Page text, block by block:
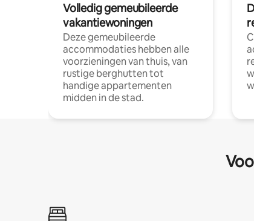
Volledig gemeubileerde
vakantiewoningen
Deze gemeubileerde
accommodaties hebben alle
voorzieningen van thuis, van
rustige berghutten tot
handige appartementen
midden in de stad.